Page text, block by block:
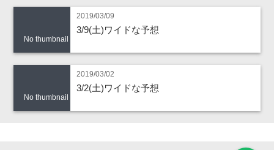
No thumbnail
2019/03/09
3/9(土)ワイドな予想
No thumbnail
2019/03/02
3/2(土)ワイドな予想